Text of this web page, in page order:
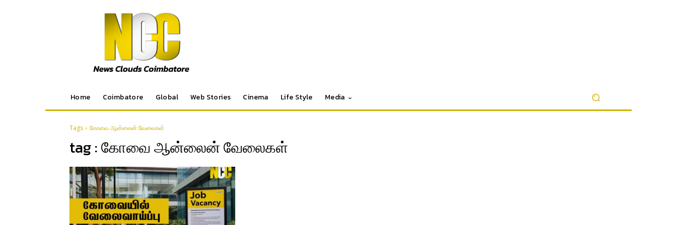
Home Coimbatore Global Web Stories Cinema Life Style Media
Tags கோவை ஆன்லைன் வேலைகள்
tag :கோவை ஆன்லைன் வேலைகள்